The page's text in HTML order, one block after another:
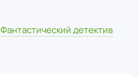
Фантастический детектив